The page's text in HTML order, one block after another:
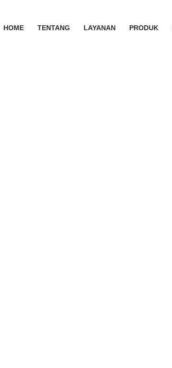
HOME TENTANG LAYANAN PRODUK